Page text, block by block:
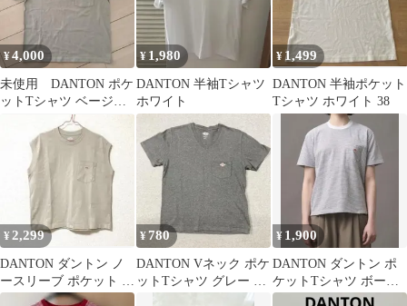
¥4,000
未使用 DANTON ポケ
ットTシャツ ベージュ
¥ 1,980
DANTON 半袖Tシャツ
ホワイト
¥ 1,499
DANTON 半袖ポケット
Tシャツ ホワイト 38
¥2,299
DANTON ダントン ノ
ースリーブ ポケット T
シャツ カットソー ベー
¥ 780
DANTON Vネック ポケ
ットTシャツ グレー コ
ットン100% ダントン
¥ 1,900
DANTON ダントン ポ
ケットTシャツ ボーダ
ー 34